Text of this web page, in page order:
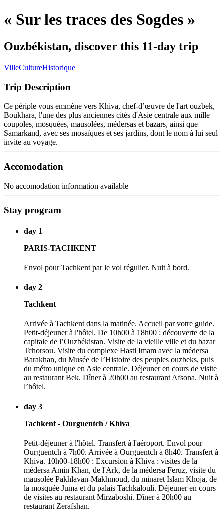
« Sur les traces des Sogdes »
Ouzbékistan, discover this 11-day trip
VilleCultureHistorique
Trip Description
Ce périple vous emmène vers Khiva, chef-d’œuvre de l'art ouzbek,
Boukhara, l'une des plus anciennes cités d'Asie centrale aux mille
coupoles, mosquées, mausolées, médersas et bazars, ainsi que
Samarkand, avec ses mosaïques et ses jardins, dont le nom à lui seul
invite au voyage.
Accomodation
No accomodation information available
Stay program
day 1
PARIS-TACHKENT
Envol pour Tachkent par le vol régulier. Nuit à bord.
day 2
Tachkent
Arrivée à Tachkent dans la matinée. Accueil par votre guide.
Petit-déjeuner à l'hôtel. De 10h00 à 18h00 : découverte de la
capitale de l’Ouzbékistan. Visite de la vieille ville et du bazar
Tchorsou. Visite du complexe Hasti Imam avec la médersa
Barakhan, du Musée de l’Histoire des peuples ouzbeks, puis
du métro unique en Asie centrale. Déjeuner en cours de visite
au restaurant Bek. Dîner à 20h00 au restaurant Afsona. Nuit à
l’hôtel.
day 3
Tachkent - Ourguentch / Khiva
Petit-déjeuner à l'hôtel. Transfert à l'aéroport. Envol pour
Ourguentch à 7h00. Arrivée à Ourguentch à 8h40. Transfert à
Khiva. 10h00-18h00 : Excursion à Khiva : visites de la
médersa Amin Khan, de l'Ark, de la médersa Feruz, visite du
mausolée Pakhlavan-Makhmoud, du minaret Islam Khoja, de
la mosquée Juma et du palais Tachkalouli. Déjeuner en cours
de visites au restaurant Mirzaboshi. Dîner à 20h00 au
restaurant Zerafshan.